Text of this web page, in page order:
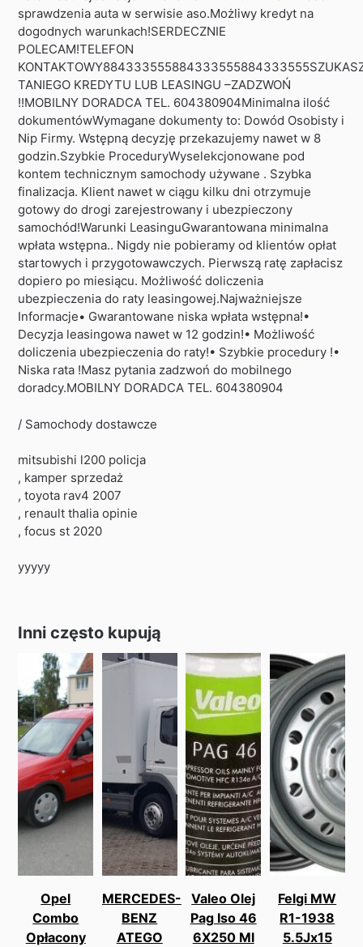
sprawdzenia auta w serwisie aso.Możliwy kredyt na
dogodnych warunkach!SERDECZNIE
POLECAM!TELEFON
TANIEGO KREDYTU LUB LEASINGU –ZADZWOŃ
!!MOBILNY DORADCA TEL. 604380904Minimalna ilość
dokumentówWymagane dokumenty to: Dowód Osobisty i
Nip Firmy. Wstępną decyzję przekazujemy nawet w 8
godzin.Szybkie ProceduryWyselekcjonowane pod
kontem technicznym samochody używane . Szybka
finalizacja. Klient nawet w ciągu kilku dni otrzymuje
gotowy do drogi zarejestrowany i ubezpieczony
samochód!Warunki LeasinguGwarantowana minimalna
wpłata wstępna.. Nigdy nie pobieramy od klientów opłat
startowych i przygotowawczych. Pierwszą ratę zapłacisz
dopiero po miesiącu. Możliwość doliczenia
ubezpieczenia do raty leasingowej.Najważniejsze
Informacje• Gwarantowane niska wpłata wstępna!•
Decyzja leasingowa nawet w 12 godzin!• Możliwość
doliczenia ubezpieczenia do raty!• Szybkie procedury !•
Niska rata !Masz pytania zadzwoń do mobilnego
doradcy.MOBILNY DORADCA TEL. 604380904
/ Samochody dostawcze
mitsubishi l200 policja
, kamper sprzedaż
, toyota rav4 2007
, renault thalia opinie
, focus st 2020
yyyyy
Inni często kupują
Opel
Combo
Opłacony
MERCEDES-
BENZ
ATEGO
Valeo Olej
Pag Iso 46
6X250 Ml
Felgi MW
R1-1938
5.5Jx15